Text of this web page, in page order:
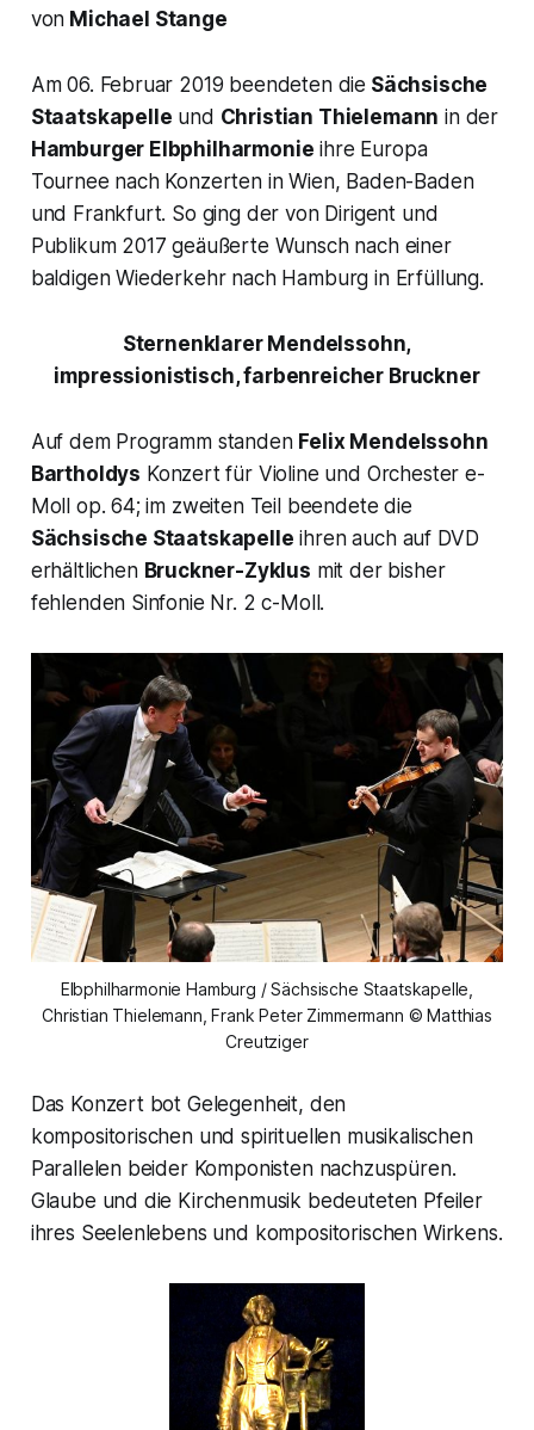
von Michael Stange
Am 06. Februar 2019 beendeten die Sächsische
Staatskapelle und Christian Thielemann in der
Hamburger Elbphilharmonie ihre Europa
Tournee nach Konzerten in Wien, Baden-Baden
und Frankfurt. So ging der von Dirigent und
Publikum 2017 geäußerte Wunsch nach einer
baldigen Wiederkehr nach Hamburg in Erfüllung.
Sternenklarer Mendelssohn,
impressionistisch, farbenreicher Bruckner
Auf dem Programm standen Felix Mendelssohn
Bartholdys Konzert für Violine und Orchester e-
Moll op. 64; im zweiten Teil beendete die
Sächsische Staatskapelle ihren auch auf DVD
erhältlichen Bruckner-Zyklus mit der bisher
fehlenden Sinfonie Nr. 2 c-Moll.
Elbphilharmonie Hamburg / Sächsische Staatskapelle,
Christian Thielemann, Frank Peter Zimmermann © Matthias
Creutziger
Das Konzert bot Gelegenheit, den
kompositorischen und spirituellen musikalischen
Parallelen beider Komponisten nachzuspüren.
Glaube und die Kirchenmusik bedeuteten Pfeiler
ihres Seelenlebens und kompositorischen Wirkens.